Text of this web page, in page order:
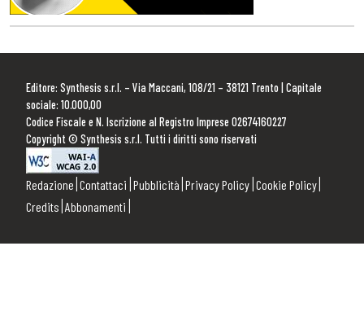
Editore: Synthesis s.r.l. – Via Maccani, 108/21 – 38121 Trento | Capitale
sociale: 10.000,00
Codice Fiscale e N. Iscrizione al Registro Imprese 02674160227
Copyright © Synthesis s.r.l. Tutti i diritti sono riservati
Redazione Contattaci Pubblicità Privacy Policy Cookie Policy
Credits Abbonamenti